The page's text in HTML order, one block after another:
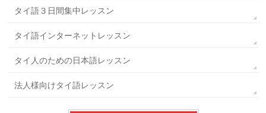
タイ語３日間集中レッスン
タイ語インターネットレッスン
タイ人のための日本語レッスン
法人様向けタイ語レッスン